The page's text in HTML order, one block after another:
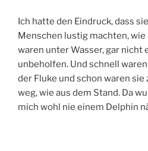
Ich hatte den Eindruck, dass
Menschen lustig machten,
waren unter Wasser, gar nicht
unbeholfen. Und schnell
der Fluke und schon waren
weg, wie aus dem Stand. Da
mich wohl nie einem Delphin